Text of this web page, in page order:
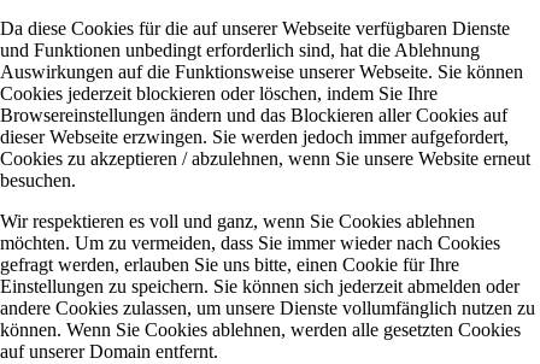
Da diese Cookies für die auf unserer Webseite verfügbaren Dienste
und Funktionen unbedingt erforderlich sind, hat die Ablehnung
Auswirkungen auf die Funktionsweise unserer Webseite. Sie können
Cookies jederzeit blockieren oder löschen, indem Sie Ihre
Browsereinstellungen ändern und das Blockieren aller Cookies auf
dieser Webseite erzwingen. Sie werden jedoch immer aufgefordert,
Cookies zu akzeptieren / abzulehnen, wenn Sie unsere Website erneut
besuchen.
Wir respektieren es voll und ganz, wenn Sie Cookies ablehnen
möchten. Um zu vermeiden, dass Sie immer wieder nach Cookies
gefragt werden, erlauben Sie uns bitte, einen Cookie für Ihre
Einstellungen zu speichern. Sie können sich jederzeit abmelden oder
andere Cookies zulassen, um unsere Dienste vollumfänglich nutzen zu
können. Wenn Sie Cookies ablehnen, werden alle gesetzten Cookies
auf unserer Domain entfernt.